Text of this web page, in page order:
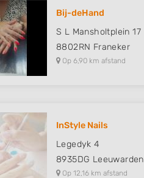
Bij-deHand
S L Mansholtplein 17
8802RN Franeker
Op 6,90 km afstand
InStyle Nails
Legedyk 4
8935DG Leeuwarden
Op 12,16 km afstand